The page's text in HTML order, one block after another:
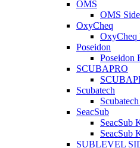
OMS
OMS
OxyCheq
OxyCheq
Poseidon
Poseidon
SCUBAPRO
Scubatech
SeacSub
SeacSub
SeacSub
SUBLEVEL